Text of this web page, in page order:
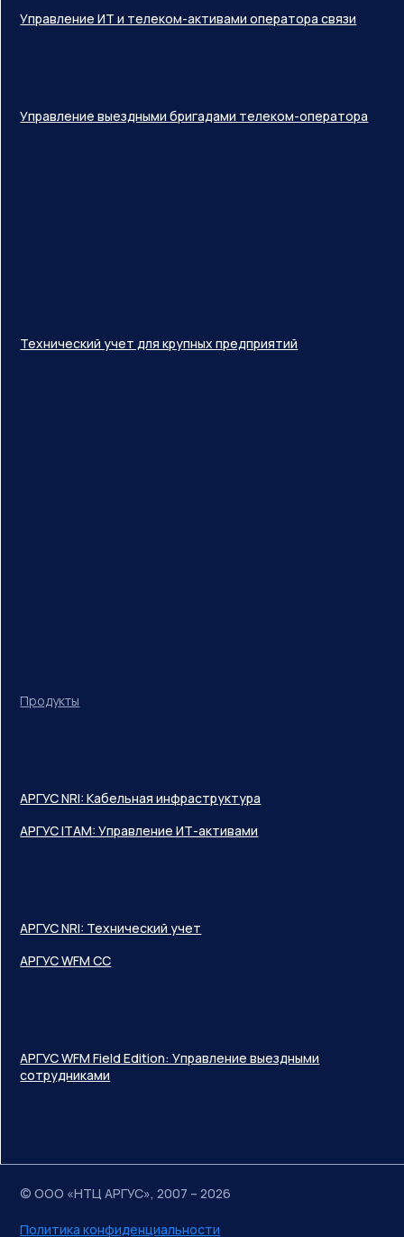
Продукты
Управление ИТ и телеком-активами оператора связи
АРГУС WFM Field Edition: Управление выездными
сотрудниками
Управление выездными бригадами телеком-оператора
АРГУС NRI: Технический учет
АРГУС WFM CC
Технический учет для крупных предприятий
АРГУС NRI: Кабельная инфраструктура
АРГУС ITAM: Управление ИТ-активами
© ООО «НТЦ АРГУС», 2007 – 2026
Политика конфиденциальности